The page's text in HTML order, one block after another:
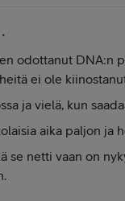
odottanut DNA:n
ei ole
ja vielä, kun
aika paljon ja
se netti vaan on